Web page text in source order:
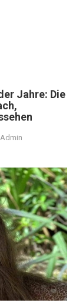
Jahre: Die
Admin